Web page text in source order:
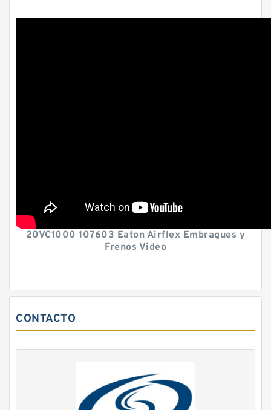
20VC1000 107603 Eaton Airflex Embragues y
Frenos Video
CONTACTO